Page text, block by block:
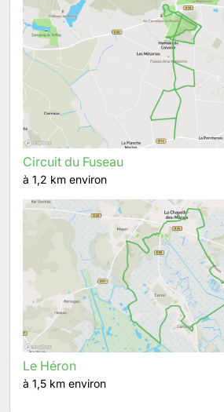
Circuit du Fuseau
à 1,2 km environ
Le Héron
à 1,5 km environ